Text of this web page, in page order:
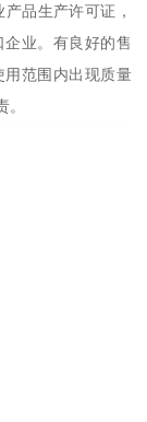
品生产许可证，
业。有良好的售
用范围内出现质量